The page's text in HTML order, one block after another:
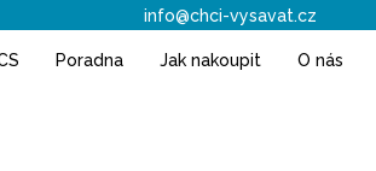
info@chci-vysavat.cz
Poradna Jak nakoupit O nás